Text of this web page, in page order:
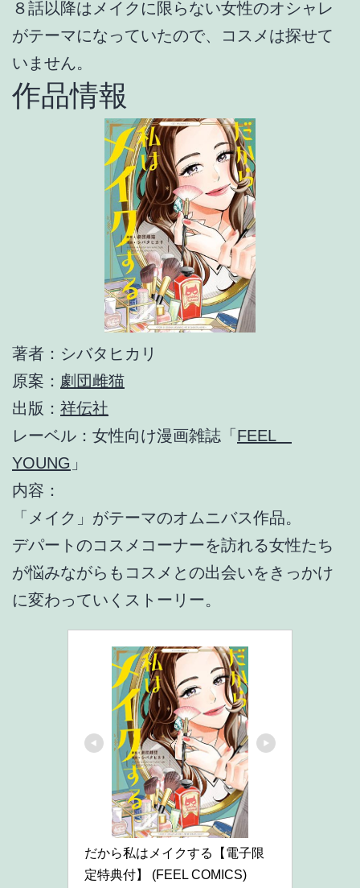
８話以降はメイクに限らない女性のオシャレ
がテーマになっていたので、コスメは探せて
いません。
作品情報
著者：シバタヒカリ
原案： 劇団雌猫
出版： 祥伝社
レーベル：女性向け漫画雑誌「 FEEL
YOUNG 」
内容：
「メイク」がテーマのオムニバス作品。
デパートのコスメコーナーを訪れる女性たち
が悩みながらもコスメとの出会いをきっかけ
に変わっていくストーリー。
だから私はメイクする【電子限
定特典付】 (FEEL COMICS)